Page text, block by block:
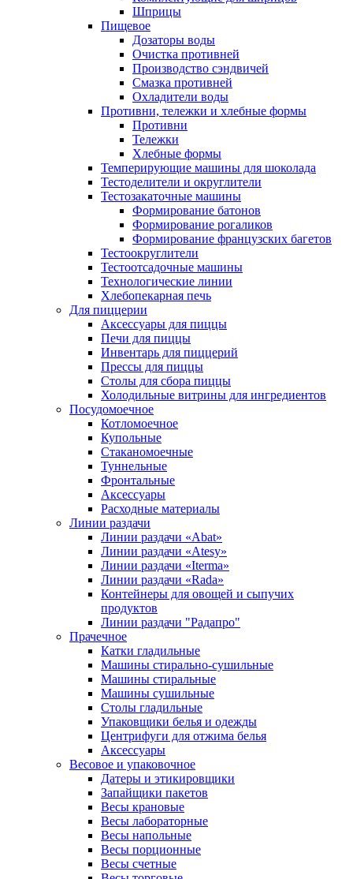
Шприцы
Пищевое
Дозаторы воды
Очистка противней
Производство сэндвичей
Смазка противней
Охладители воды
Противни, тележки и хлебные формы
Противни
Тележки
Хлебные формы
Темперирующие машины для шоколада
Тестоделители и округлители
Тестозакаточные машины
Формирование батонов
Формирование рогаликов
Формирование французских багетов
Тестоокруглители
Тестоотсадочные машины
Технологические линии
Хлебопекарная печь
Для пиццерии
Аксессуары для пиццы
Печи для пиццы
Инвентарь для пиццерий
Прессы для пиццы
Столы для сбора пиццы
Холодильные витрины для ингредиентов
Посудомоечное
Котломоечное
Купольные
Стаканомоечные
Туннельные
Фронтальные
Аксессуары
Расходные материалы
Линии раздачи
Линии раздачи «Abat»
Линии раздачи «Atesy»
Линии раздачи «Iterma»
Линии раздачи «Rada»
Контейнеры для овощей и сыпучих
продуктов
Линии раздачи "Радапро"
Прачечное
Катки гладильные
Машины стирально-сушильные
Машины стиральные
Машины сушильные
Столы гладильные
Упаковщики белья и одежды
Центрифуги для отжима белья
Аксессуары
Весовое и упаковочное
Датеры и этикировщики
Запайщики пакетов
Весы крановые
Весы лабораторные
Весы напольные
Весы порционные
Весы счетные